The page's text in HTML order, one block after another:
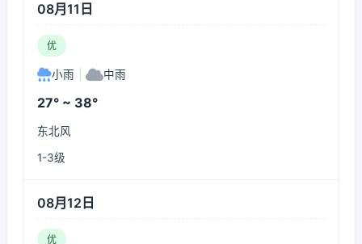
08月11日
优
小雨 中雨
27° ~ 38°
东北风
1-3级
08月12日
优